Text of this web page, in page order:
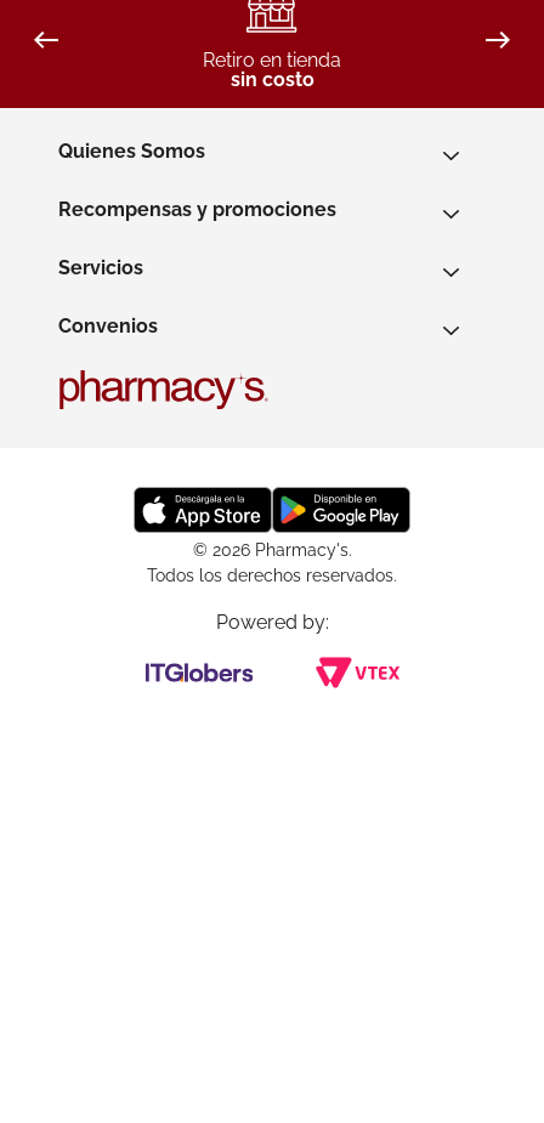
Retiro en tienda
sin costo
Quienes Somos
Recompensas y promociones
Servicios
Convenios
© 2026 Pharmacy's.
Todos los derechos reservados.
Powered by: